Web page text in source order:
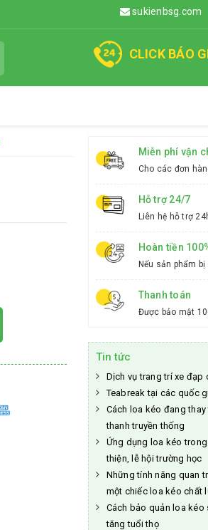
sukienbsg.com
CLICK BÁO
Miễn phí vận
Cho các đơn
Hỗ trợ 24/7
Liên hệ hỗ trợ
Hoàn tiền
Nếu sản phẩm
Thanh toán
Được bảo mật
Tin tức
Dịch vụ trang trí xe đạp
Teabreak tại các quốc
Cách loa kéo đang thay
thanh truyền thống
Ứng dụng loa kéo
thiện, lễ hội trường học
Những tính năng quan
một chiếc loa kéo chất
Cách bảo quản loa kéo
tăng tuổi thọ